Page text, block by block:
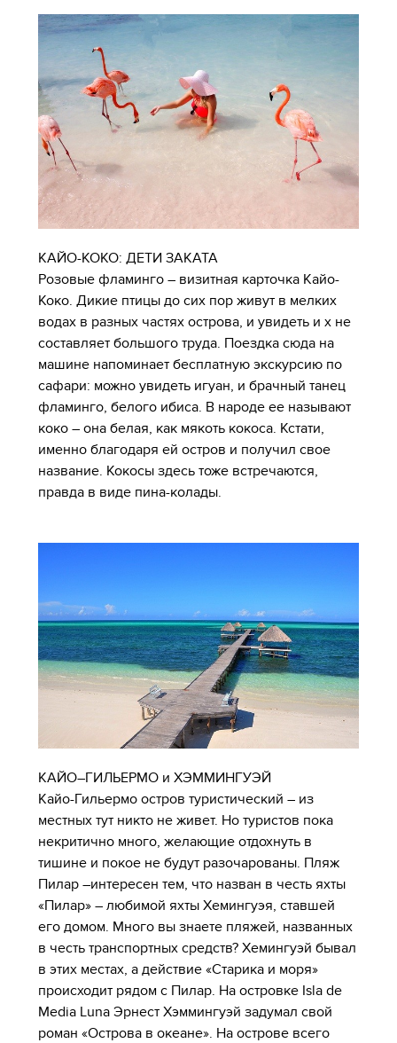
КАЙО-КОКО: ДЕТИ ЗАКАТА
Розовые фламинго – визитная карточка Кайо-
Коко. Дикие птицы до сих пор живут в мелких
водах в разных частях острова, и увидеть и х не
составляет большого труда. Поездка сюда на
машине напоминает бесплатную экскурсию по
сафари: можно увидеть игуан, и брачный танец
фламинго, белого ибиса. В народе ее называют
коко – она белая, как мякоть кокоса. Кстати,
именно благодаря ей остров и получил свое
название. Кокосы здесь тоже встречаются,
правда в виде пина-колады.
КАЙО–ГИЛЬЕРМО и ХЭММИНГУЭЙ
Кайо-Гильермо остров туристический – из
местных тут никто не живет. Но туристов пока
некритично много, желающие отдохнуть в
тишине и покое не будут разочарованы. Пляж
Пилар –интересен тем, что назван в честь яхты
«Пилар» – любимой яхты Хемингуэя, ставшей
его домом. Много вы знаете пляжей, названных
в честь транспортных средств? Хемингуэй бывал
в этих местах, а действие «Старика и моря»
происходит рядом с Пилар. На островке Isla de
Media Luna Эрнест Хэммингуэй задумал свой
роман «Острова в океане». На острове всего